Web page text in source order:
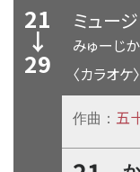
21
↓
29
ミュージ
みゅーじか
〈カラオケ〉
作曲： 五